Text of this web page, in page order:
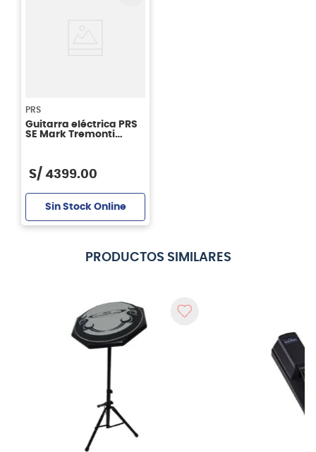
PRS
Guitarra eléctrica PRS
SE Mark Tremonti
S/ 4399.00
Sin Stock Online
PRODUCTOS SIMILARES